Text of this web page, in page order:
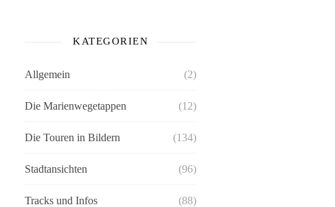
KATEGORIEN
Allgemein (2)
Die Marienwegetappen (12)
Die Touren in Bildern (134)
Stadtansichten (96)
Tracks und Infos (88)